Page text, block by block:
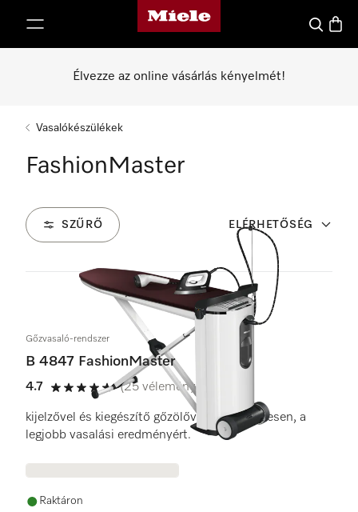
Miele honlapja
Kereses
Élvezze az online vásárlás kényelmét!
Vasalókészülékek
FashionMaster
SZŰRŐ ELÉRHETŐSÉG
1 Termékek
Gőzvasaló-rendszer
B 4847 FashionMaster
4.7
4.7 / 5
(25 vélemények)
kijelzővel és kiegészítő gőzölővel – kényelmesen, a
legjobb vasalási eredményért.
Raktáron